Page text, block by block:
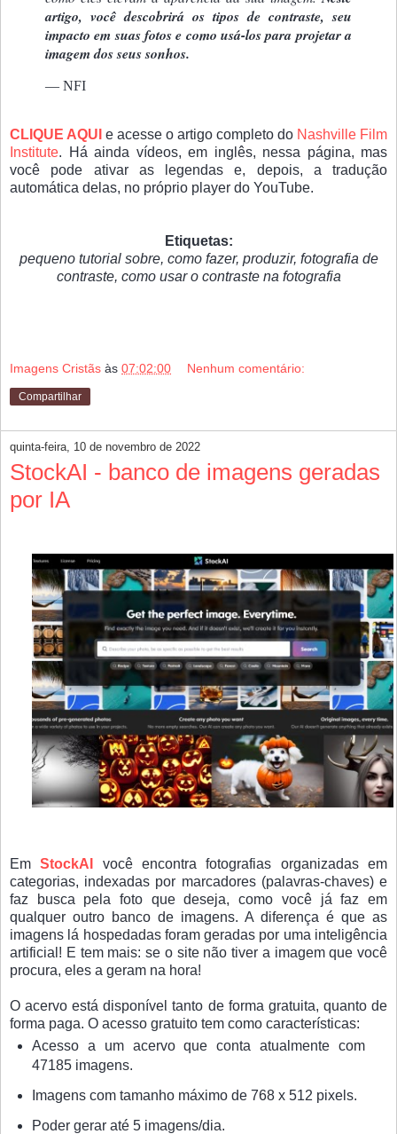
artigo, você descobrirá os tipos de contraste, seu
impacto em suas fotos e como usá-los para projetar a
imagem dos seus sonhos.
— NFI
CLIQUE AQUI e acesse o artigo completo do Nashville Film
Institute. Há ainda vídeos, em inglês, nessa página, mas
você pode ativar as legendas e, depois, a tradução
automática delas, no próprio player do YouTube.
Etiquetas:
pequeno tutorial sobre, como fazer, produzir, fotografia de
contraste, como usar o contraste na fotografia
Imagens Cristãs às 07:02:00 Nenhum comentário:
Compartilhar
quinta-feira, 10 de novembro de 2022
StockAI - banco de imagens geradas
por IA
EmStockAI
você encontra fotografias organizadas em
categorias, indexadas por marcadores (palavras-chaves) e
faz busca pela foto que deseja, como você já faz em
qualquer outro banco de imagens. A diferença é que as
imagens lá hospedadas foram geradas por uma inteligência
artificial! E tem mais: se o site não tiver a imagem que você
procura, eles a geram na hora!
O acervo está disponível tanto de forma gratuita, quanto de
forma paga. O acesso gratuito tem como características:
Acesso a um acervo que conta atualmente com
47185 imagens.
Imagens com tamanho máximo de 768 x 512 pixels.
Poder gerar até 5 imagens/dia.